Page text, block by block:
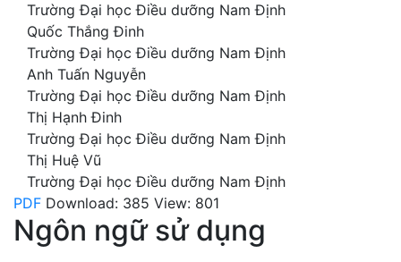
Trường Đại học Điều dưỡng Nam Định
Quốc Thắng Đinh
Trường Đại học Điều dưỡng Nam Định
Anh Tuấn Nguyễn
Trường Đại học Điều dưỡng Nam Định
Thị Hạnh Đinh
Trường Đại học Điều dưỡng Nam Định
Thị Huệ Vũ
Trường Đại học Điều dưỡng Nam Định
PDF Download: 385 View: 801
Ngôn ngữ sử dụng